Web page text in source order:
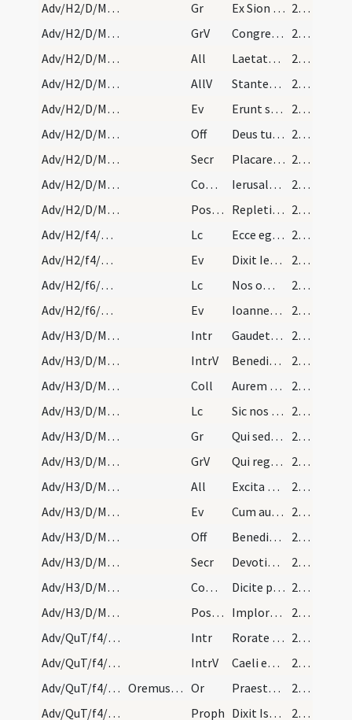
Adv/H2/D/M2/Mass Propers
Gr Ex Sion species decoris eius
25 (3r)
Adv/H2/D/M2/Mass Propers
GrV Congregate illic sanctos eius
25 (3r)
Adv/H2/D/M2/Mass Propers
All Laetatus sum in his quae dicta sunt mihi
25 (3r)
Adv/H2/D/M2/Mass Propers
AllV Stantes erant pedes nostri in atriis tuis Ierusalem
25 (3r)
Adv/H2/D/M2/Mass Propers
Ev Erunt signa in sole et luna et stellis
26 (3v)
Adv/H2/D/M2/Mass Propers
Off Deus tu convertens vivificabis nos
26 (3v)
Adv/H2/D/M2/Mass Propers
Secr Placare quaesumus Domine humilitatis nostrae precibus
26 (3v)
Adv/H2/D/M2/Mass Propers
Comm Ierusalem surge et sta in excelso
26 (3v)
Adv/H2/D/M2/Mass Propers
Postcomm Repleti cibo spiritalis alimoniae ... amare caelestia.
26 (3v)
Adv/H2/f4/M2/Mass Propers
Lc Ecce ego mitto angelum meum
26 (3v)
Adv/H2/f4/M2/Mass Propers
Ev Dixit Iesus ... Non surrexit inter natos mulierum
27 (4r)
Adv/H2/f6/M2/Mass Propers
Lc Nos omnes revelata facie gloriam Domini speculantes
27 (4r)
Adv/H2/f6/M2/Mass Propers
Ev Ioannes testimonium ... Hic est quem dixi vobis
27 (4r)
Adv/H3/D/M2/Mass Propers
Intr Gaudete in Domino semper
28 (4v)
Adv/H3/D/M2/Mass Propers
IntrV Benedixisti Domine terram tuam
28 (4v)
Adv/H3/D/M2/Mass Propers
Coll Aurem tuam quaesumus Domine precibus nostris accommoda
28 (4v)
Adv/H3/D/M2/Mass Propers
Lc Sic nos existimet homo ut ministros Christi
28 (4v)
Adv/H3/D/M2/Mass Propers
Gr Qui sedes Domine super Cherubim
28 (4v)
Adv/H3/D/M2/Mass Propers
GrV Qui regis Israel intende
28 (4v)
Adv/H3/D/M2/Mass Propers
All Excita Domine potentiam tuam et veni
28 (4v)
Adv/H3/D/M2/Mass Propers
Ev Cum audisset Ioannes in vinculis opera Christi
28 (4v)
Adv/H3/D/M2/Mass Propers
Off Benedixisti Domine terram tuam
29 (5r)
Adv/H3/D/M2/Mass Propers
Secr Devotionis nostrae tibi quaesumus Domine hostia
29 (5r)
Adv/H3/D/M2/Mass Propers
Comm Dicite pusillanimis confortamini
29 (5r)
Adv/H3/D/M2/Mass Propers
Postcomm Imploramus Domine clementiam tuam
29 (5r)
Adv/QuT/f4/M2/Mass Propers
Intr Rorate caeli desuper
29 (5r)
Adv/QuT/f4/M2/Mass Propers
IntrV Caeli enarrant gloriam Dei
29 (5r)
Adv/QuT/f4/M2/Mass Propers
Oremus. Flectamus genua. Levate. Or Praesta quaesumus omnipotens Deus ut redemptionis nostrae
29 (5r)
Adv/QuT/f4/M2/Mass Propers
Proph Dixit Isaias ... Erit in novissimis diebus praeparatus mons domus Domini
29 (5r)